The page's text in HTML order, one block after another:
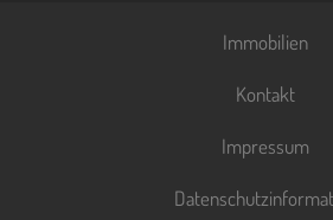
Immobilien
Kontakt
Impressum